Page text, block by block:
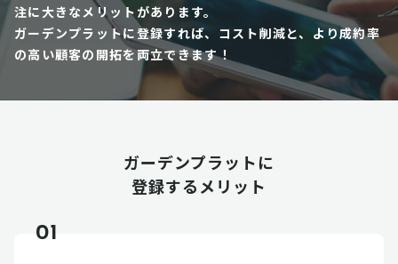
注に大きなメリットがあります。
ガーデンプラットに登録すれば、コスト削減と、より成約率
の高い顧客の開拓を両立できます！
ガーデンプラットに
登録するメリット
01